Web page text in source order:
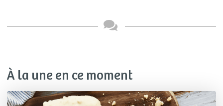
À la une en ce moment